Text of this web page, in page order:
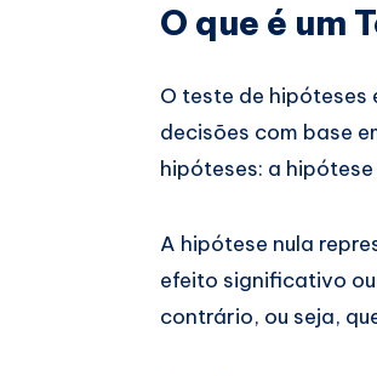
O que é um
O teste de
decisões com base
hipóteses: a
A hipótese nula
efeito significativo
contrário, ou seja,